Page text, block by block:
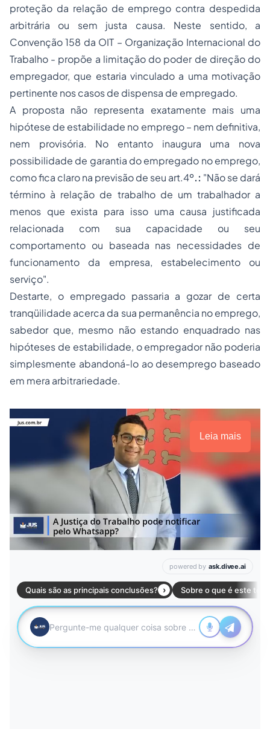
proteção da relação de emprego contra despedida
arbitrária ou sem justa causa. Neste sentido, a
Convenção 158 da OIT – Organização Internacional do
Trabalho - propõe a limitação do poder de direção do
empregador, que estaria vinculado a uma motivação
pertinente nos casos de dispensa de empregado.
A proposta não representa exatamente mais uma
hipótese de estabilidade no emprego – nem definitiva,
nem provisória. No entanto inaugura uma nova
possibilidade de garantia do empregado no emprego,
como fica claro na previsão de seu art.4º.: "Não se dará
término à relação de trabalho de um trabalhador a
menos que exista para isso uma causa justificada
relacionada com sua capacidade ou seu
comportamento ou baseada nas necessidades de
funcionamento da empresa, estabelecimento ou
serviço".
Destarte, o empregado passaria a gozar de certa
tranqüilidade acerca da sua permanência no emprego,
sabedor que, mesmo não estando enquadrado nas
hipóteses de estabilidade, o empregador não poderia
simplesmente abandoná-lo ao desemprego baseado
em mera arbitrariedade.
Leia mais